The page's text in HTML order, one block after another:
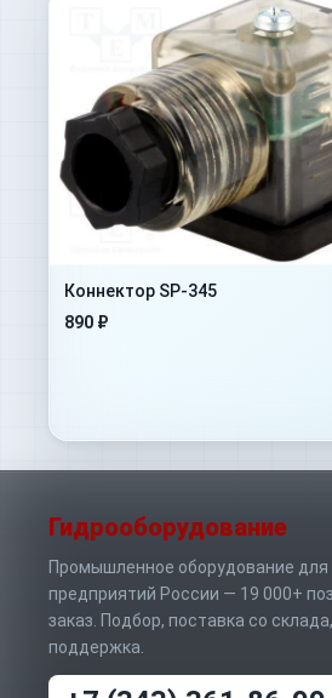
Коннектор SP-345
890 ₽
Гидрооборудование
Промышленное оборудование для
предприятий России — 19 000+
заказ. Подбор, поставка со склада,
поддержка.